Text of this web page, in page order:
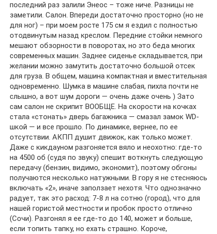
последний раз залили Энеос – тоже ниче. Разницы не
заметили. Салон. Впереди достаточно просторно (но не
для ног) – при моем росте 175 см я ездил с полностью
отодвинутым назад креслом. Передние стойки немного
мешают обзорности в поворотах, но это беда многих
современных машин. Заднее сиденье складывается, при
желании можно замутить достаточно большой отсек
для груза. В общем, машина компактная и вместительная
одновременно. Шумка в машине слабая, пихла почти не
слышно, а вот шум дороги — очень даже очень ) Зато
сам салон не скрипит ВООБЩЕ. На скорости на кочках
стала «стонать» дверь багажника — смазал замок WD-
шкой — и все прошло. По динамике, вернее, по ее
отсутствии. АКПП душит движок, как только может.
Даже с кикдауном разгоняется вяло и неохотно: где-то
на 4500 об (судя по звуку) спешит воткнуть следующую
передачу (бензин, видимо, экономит), поэтому обгоны
получаются несколько натужными. В гору я не стесняюсь
включать «2», иначе заползает нехотя. Что однозначно
радует, так это расход: 7-8 л на сотню (город), что для
нашей гористой местности и пробок просто отлично
(Сочи). Разгонял я ее где-то до 140, может и больше,
если топить тапку, но ехать страшно. Короче,